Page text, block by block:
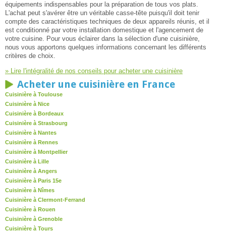
équipements indispensables pour la préparation de tous vos plats.
L'achat peut s'avérer être un véritable casse-tête puisqu'il doit tenir
compte des caractéristiques techniques de deux appareils réunis, et il
est conditionné par votre installation domestique et l'agencement de
votre cuisine. Pour vous éclairer dans la sélection d'une cuisinière,
nous vous apportons quelques informations concernant les différents
critères de choix.
» Lire l'intégralité de nos conseils pour acheter une cuisinière
Acheter une cuisinière en France
Cuisinière à Toulouse
Cuisinière à Nice
Cuisinière à Bordeaux
Cuisinière à Strasbourg
Cuisinière à Nantes
Cuisinière à Rennes
Cuisinière à Montpellier
Cuisinière à Lille
Cuisinière à Angers
Cuisinière à Paris 15e
Cuisinière à Nîmes
Cuisinière à Clermont-Ferrand
Cuisinière à Rouen
Cuisinière à Grenoble
Cuisinière à Tours